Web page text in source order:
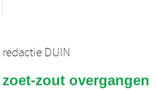
redactie DUIN
zoet-zout overgangen